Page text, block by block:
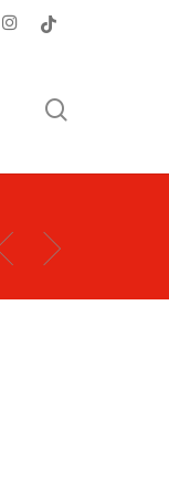
instagram
tiktok